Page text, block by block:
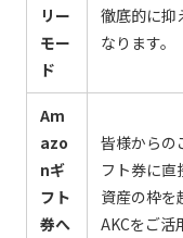
リー
モー
ド
徹底的に抑
なります。
Am
azo
nギ
フト
券へ
皆様からの
フト券に直
資産の枠を
AKCをご活